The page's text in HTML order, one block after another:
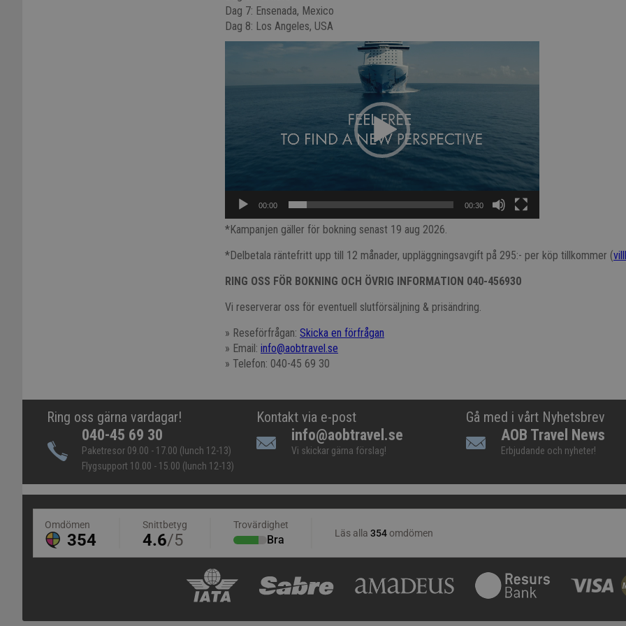
Dag 7: Ensenada, Mexico
Dag 8: Los Angeles, USA
00:00 00:30
*Kampanjen gäller för bokning senast 19 aug 2026.
*Delbetala räntefritt upp till 12 månader, uppläggningsavgift på 295:- per köp tillkommer (
RING OSS FÖR BOKNING OCH ÖVRIG INFORMATION 040-456930
Vi reserverar oss för eventuell slutförsäljning & prisändring.
» Reseförfrågan: Skicka en förfrågan
» Email: info@aobtravel.se
» Telefon: 040-45 69 30
Ring oss gärna vardagar!
040-45 69 30
Paketresor 09.00 - 17.00 (lunch 12-13)
Flygsupport 10.00 - 15.00 (lunch 12-13)
Kontakt via e-post
info@aobtravel.se
Vi skickar gärna förslag!
Gå med i vårt Nyhetsbrev
AOB Travel News
Erbjudande och nyheter!